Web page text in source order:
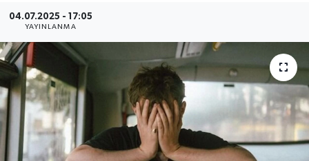
04.07.2025 - 17:05
YAYINLANMA